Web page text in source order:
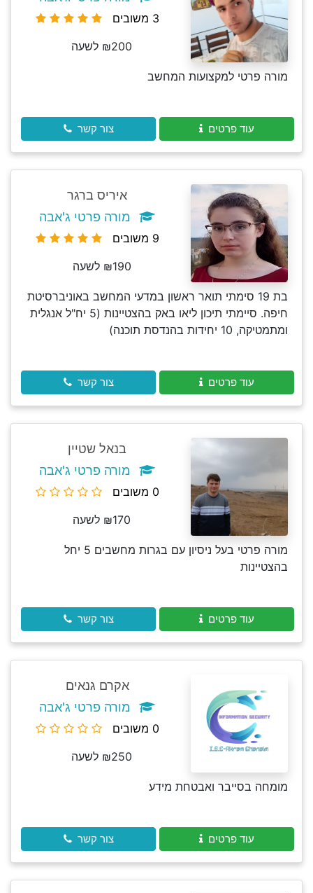
3 משובים
₪200 לשעה
מורה פרטי למקצועות המחשב
עוד פרטים צור קשר
איריס ברגר
מורה פרטי ג'אבה
9 משובים
₪190 לשעה
בת 19 סימתי תואר ראשון במדעי המחשב באוניברסיטת
חיפה. סיימתי תיכון ליאו באק בהצטיינות (5 יח"ל אנגלית
ומתמטיקה, 10 יחידות בהנדסת תוכנה)
עוד פרטים צור קשר
בנאל שטיין
מורה פרטי ג'אבה
0 משובים
₪170 לשעה
מורה פרטי בעל ניסיון עם בגרות מחשבים 5 יחל
בהצטיינות
עוד פרטים צור קשר
אקרם גנאים
מורה פרטי ג'אבה
0 משובים
₪250 לשעה
מומחה בסייבר ואבטחת מידע
עוד פרטים צור קשר